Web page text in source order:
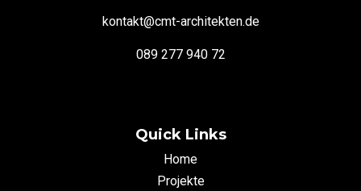
kontakt@cmt-architekten.de
089 277 940 72
Quick Links
Home
Projekte